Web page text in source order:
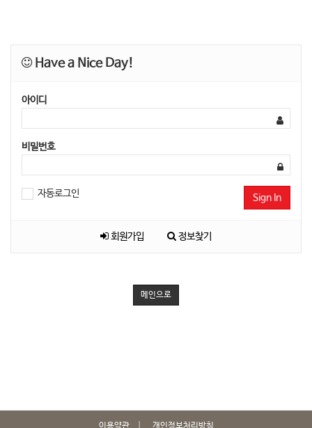
Have a Nice Day!
아이디
비밀번호
자동로그인 Sign In
회원가입 정보찾기
메인으로
이용약관 개인정보처리방침